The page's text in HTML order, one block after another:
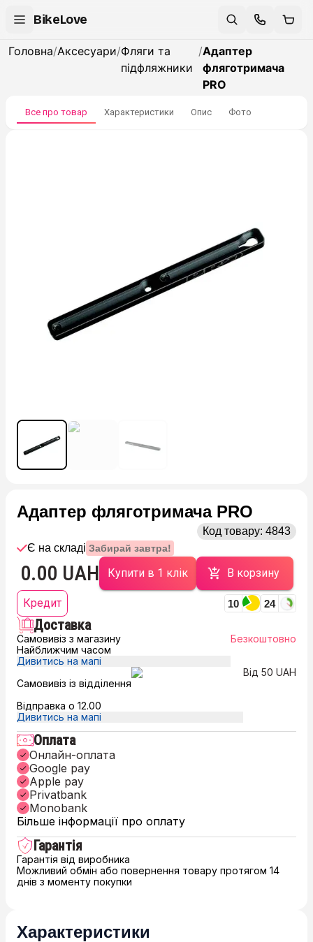
BikeLove
Головна/Аксесуари/Фляги та
підфляжники
/Адаптер
фляготримача
PRO
Все про товар Характеристики Опис Фото
Адаптер фляготримача PRO
Код товару: 4843
Є на складі Забирай завтра!
0.00 UAH Купити в 1 клік В корзину
Кредит 10 24
Доставка
Самовивіз з магазину
Найближчим часом
Дивитись на мапі
Безкоштовно
Самовивіз із відділення
Відправка о 12.00
Дивитись на мапі
Від 50 UAH
Оплата
Онлайн-оплата
Google pay
Apple pay
Privatbank
Monobank
Більше інформації про оплату
Гарантія
Гарантія від виробника
Можливий обмін або повернення товару протягом 14
днів з моменту покупки
Характеристики